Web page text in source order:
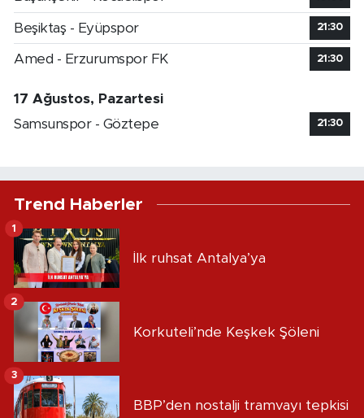
Beşiktaş - Eyüpspor 21:30
Amed - Erzurumspor FK 21:30
17 Ağustos, Pazartesi
Samsunspor - Göztepe
21:30
Trend Haberler
İlk ruhsat Antalya’ya
1
Korkuteli’nde Keşkek Şöleni
2
BBP’den nostalji tramvayı tepkisi
3